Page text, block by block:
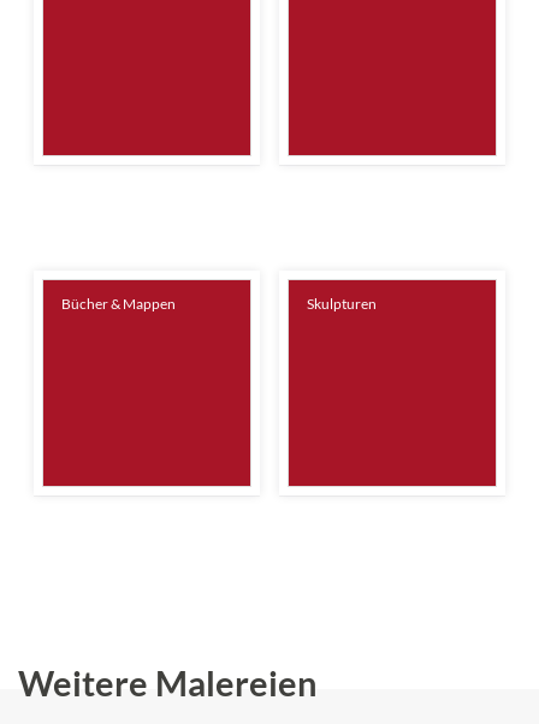
Bücher & Mappen Skulpturen
Weitere Malereien